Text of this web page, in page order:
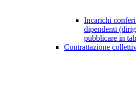
Incarichi
dipendenti
pubblicare in
Contrattazione